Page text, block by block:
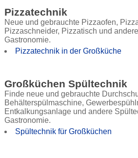
Pizzatechnik
Neue und gebrauchte Pizzaofen,
Pizzaschneider, Pizzatisch und
Gastronomie.
Pizzatechnik in der Großküche
Großküchen Spültechnik
Finde neue und gebrauchte
Behälterspülmaschine,
Entkalkungsanlage und andere
Gastronomie.
Spültechnik für Großküchen